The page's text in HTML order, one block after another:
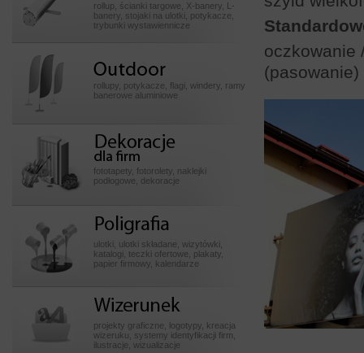
rollup, ścianki targowe, X-banery, L-
banery, stojaki na ulotki, potykacze,
trybunki wystawiennicze
rollupy, potykacze, flagi, windery, ramy
banerowe aluminiowe
Dekoracje dla firm
fototapety, fotorolety, naklejki
podłogowe, dekoracje
Poligrafia
ulotki, ulotki składane, wizytówki,
katalogi, teczki ofertowe, plakaty,
papier firmowy, kalendarze
Wizerunek
projekty graficzne, logotypy, kreacja
wizeruku, systemy identyfikacji firm,
ilustracje, wizualizacje
oczkowanie